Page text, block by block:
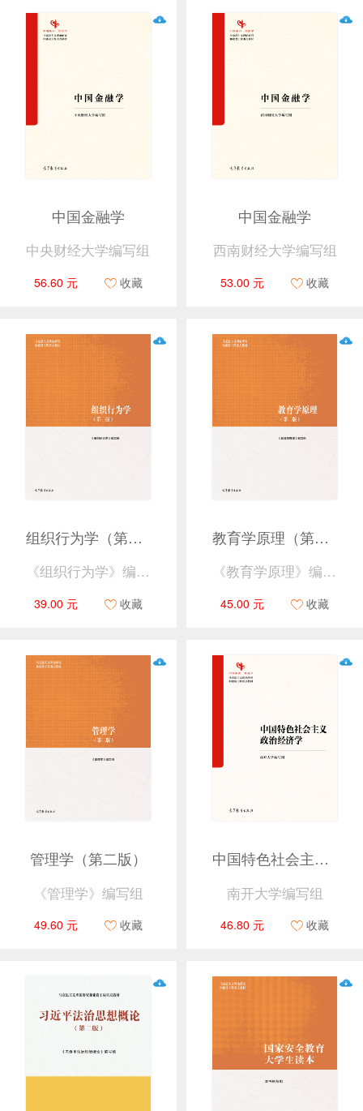
中国金融学
中央财经大学编写组
56.60 元 收藏
中国金融学
西南财经大学编写组
53.00 元 收藏
组织行为学（第二版）
《组织行为学》编写组
39.00 元 收藏
教育学原理（第二版）
《教育学原理》编写组
45.00 元 收藏
管理学（第二版）
《管理学》编写组
49.60 元 收藏
中国特色社会主义政治经济学
南开大学编写组
46.80 元 收藏